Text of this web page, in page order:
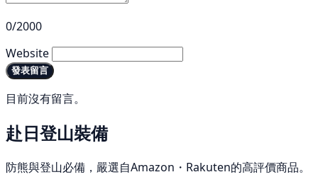
0/2000
Website
發表留言
目前沒有留言。
赴日登山裝備
防熊與登山必備，嚴選自Amazon・Rakuten的高評價商品。